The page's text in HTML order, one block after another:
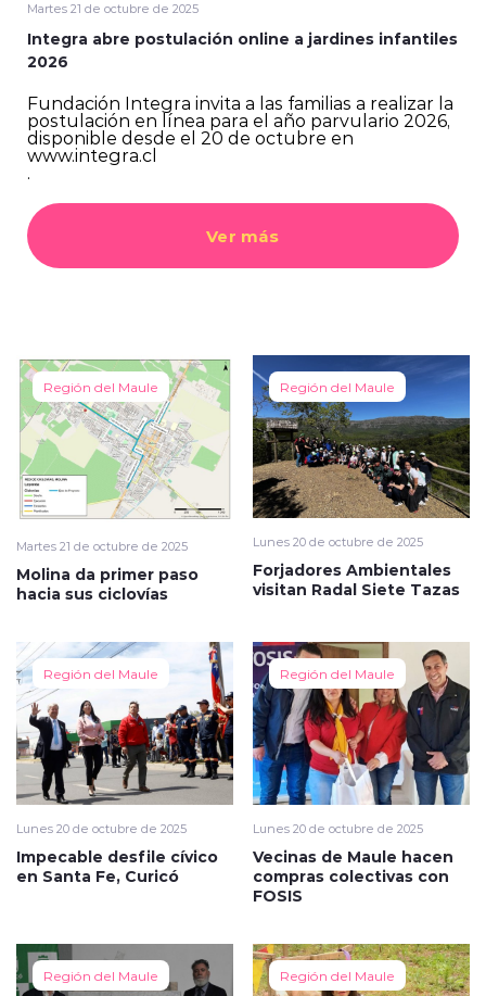
Martes 21 de octubre de 2025
Integra abre postulación online a jardines infantiles
2026
Fundación Integra invita a las familias a realizar la
postulación en línea para el año parvulario 2026,
disponible desde el 20 de octubre en
www.integra.cl
.
Ver más
Región del Maule
Martes 21 de octubre de 2025
Molina da primer paso
hacia sus ciclovías
Región del Maule
Lunes 20 de octubre de 2025
Forjadores Ambientales
visitan Radal Siete Tazas
Región del Maule
Lunes 20 de octubre de 2025
Impecable desfile cívico
en Santa Fe, Curicó
Región del Maule
Lunes 20 de octubre de 2025
Vecinas de Maule hacen
compras colectivas con
FOSIS
Región del Maule Región del Maule